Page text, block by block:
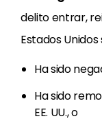
delito entrar,
Estados Unidos
Ha sido
Ha sido
EE. UU., o